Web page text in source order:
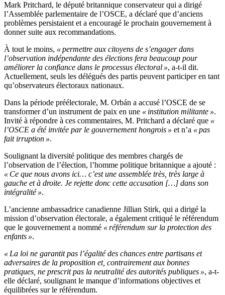
Mark Pritchard, le député britannique conservateur qui a dirigé
l’Assemblée parlementaire de l’OSCE, a déclaré que d’anciens
problèmes persistaient et a encouragé le prochain gouvernement à
donner suite aux recommandations.
À tout le moins, « permettre aux citoyens de s’engager dans
l’observation indépendante des élections fera beaucoup pour
améliorer la confiance dans le processus électoral », a-t-il dit.
Actuellement, seuls les délégués des partis peuvent participer en tant
qu’observateurs électoraux nationaux.
Dans la période préélectorale, M. Orbán a accusé l’OSCE de se
transformer d’un instrument de paix en une « institution militante ».
Invité à répondre à ces commentaires, M. Pritchard a déclaré que «
l’OSCE a été invitée par le gouvernement hongrois » et n’a « pas
fait irruption ».
Soulignant la diversité politique des membres chargés de
l’observation de l’élection, l’homme politique britannique a ajouté :
« Ce que nous avons ici… c’est une assemblée très, très large à
gauche et à droite. Je rejette donc cette accusation […] dans son
intégralité ».
L’ancienne ambassadrice canadienne Jillian Stirk, qui a dirigé la
mission d’observation électorale, a également critiqué le référendum
que le gouvernement a nommé « référendum sur la protection des
enfants ».
« La loi ne garantit pas l’égalité des chances entre partisans et
adversaires de la proposition et, contrairement aux bonnes
pratiques, ne prescrit pas la neutralité des autorités publiques », a-t-
elle déclaré, soulignant le manque d’informations objectives et
équilibrées sur le référendum.